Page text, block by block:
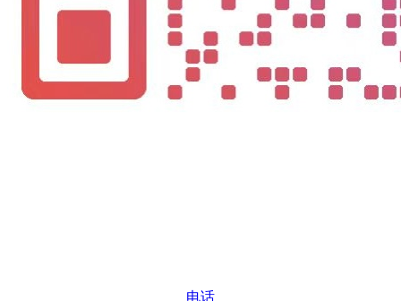
电话